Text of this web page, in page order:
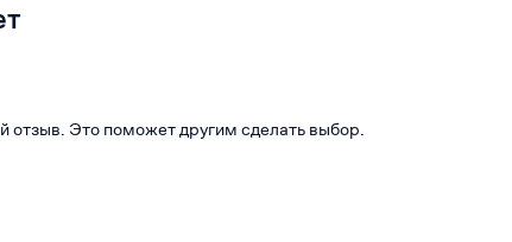
отзыв. Это поможет другим сделать выбор.